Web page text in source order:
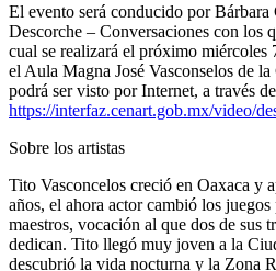
El evento será conducido por
Descorche – Conversaciones con los
cual se realizará el próximo miércoles
el Aula Magna José Vasconselos de
podrá ser visto por Internet, a través
https://interfaz.cenart.gob.mx/video/
Sobre los artistas
Tito Vasconcelos creció en Oaxaca y
años, el ahora actor cambió los
maestros, vocación al que dos de sus
dedican. Tito llegó muy joven a la
descubrió la vida nocturna y la Zona